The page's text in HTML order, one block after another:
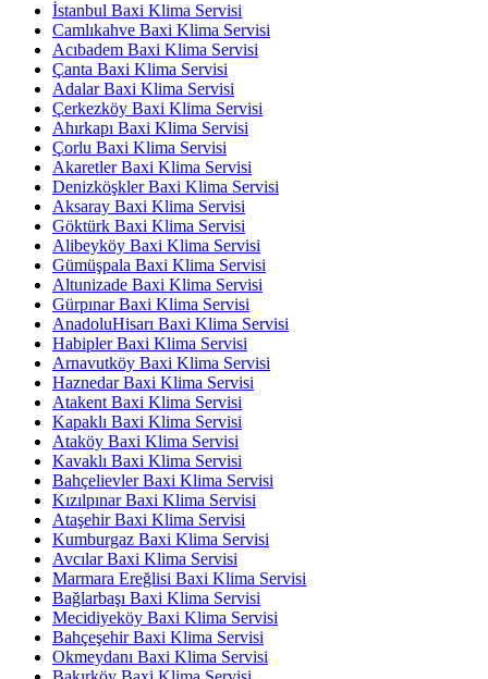
İstanbul Baxi Klima Servisi
Camlıkahve Baxi Klima Servisi
Acıbadem Baxi Klima Servisi
Çanta Baxi Klima Servisi
Adalar Baxi Klima Servisi
Çerkezköy Baxi Klima Servisi
Ahırkapı Baxi Klima Servisi
Çorlu Baxi Klima Servisi
Akaretler Baxi Klima Servisi
Denizköşkler Baxi Klima Servisi
Aksaray Baxi Klima Servisi
Göktürk Baxi Klima Servisi
Alibeyköy Baxi Klima Servisi
Gümüşpala Baxi Klima Servisi
Altunizade Baxi Klima Servisi
Gürpınar Baxi Klima Servisi
AnadoluHisarı Baxi Klima Servisi
Habipler Baxi Klima Servisi
Arnavutköy Baxi Klima Servisi
Haznedar Baxi Klima Servisi
Atakent Baxi Klima Servisi
Kapaklı Baxi Klima Servisi
Ataköy Baxi Klima Servisi
Kavaklı Baxi Klima Servisi
Bahçelievler Baxi Klima Servisi
Kızılpınar Baxi Klima Servisi
Ataşehir Baxi Klima Servisi
Kumburgaz Baxi Klima Servisi
Avcılar Baxi Klima Servisi
Marmara Ereğlisi Baxi Klima Servisi
Bağlarbaşı Baxi Klima Servisi
Mecidiyeköy Baxi Klima Servisi
Bahçeşehir Baxi Klima Servisi
Okmeydanı Baxi Klima Servisi